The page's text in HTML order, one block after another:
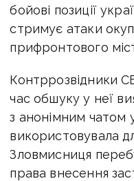
бойові позиції
стримує атаки
прифронтового
Контррозвідники
час обшуку у неї
з анонімним чатом
використовувала
Зловмисниця
права внесення